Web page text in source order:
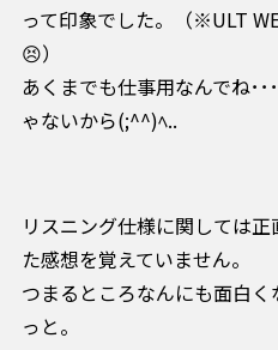
って印象でした。（※ULT
😣）
あくまでも仕事用なんでね･
ゃないから(;^^)ﾍ..
リスニング仕様に関しては
た感想を覚えていません。
つまるところなんにも面白
っと。